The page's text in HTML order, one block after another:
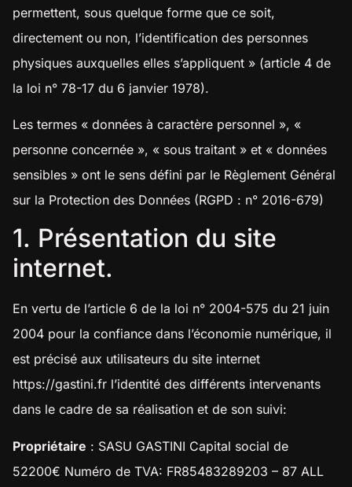
permettent, sous quelque forme que ce soit,
directement ou non, l’identification des personnes
physiques auxquelles elles s’appliquent » (article 4 de
la loi n° 78-17 du 6 janvier 1978).
Les termes « données à caractère personnel », «
personne concernée », « sous traitant » et « données
sensibles » ont le sens défini par le Règlement Général
sur la Protection des Données (RGPD : n° 2016-679)
1. Présentation du site
internet.
En vertu de l’article 6 de la loi n° 2004-575 du 21 juin
2004 pour la confiance dans l’économie numérique, il
est précisé aux utilisateurs du site internet
https://gastini.fr l’identité des différents intervenants
dans le cadre de sa réalisation et de son suivi:
Propriétaire : SASU GASTINI Capital social de
52200€ Numéro de TVA: FR85483289203 – 87 ALL